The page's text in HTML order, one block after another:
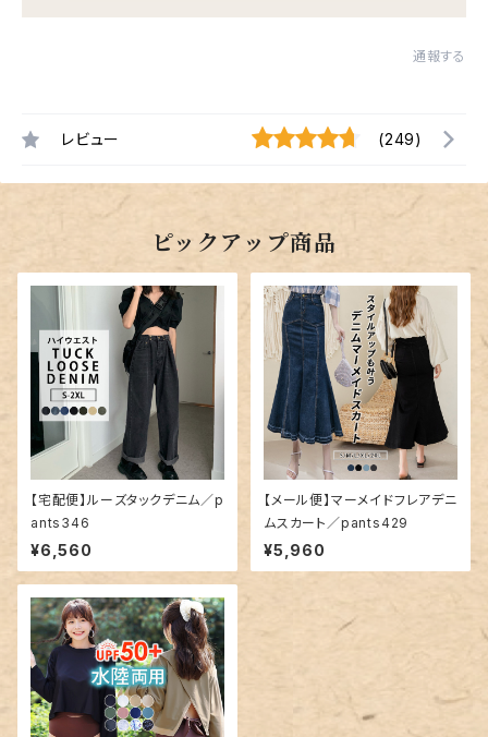
通報する
レビュー (249)
ピックアップ商品
【宅配便】ルーズタックデニム／p
ants346
¥6,560
【メール便】マーメイドフレアデニ
ムスカート／pants429
¥5,960